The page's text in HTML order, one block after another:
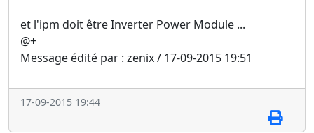
et l'ipm doit être Inverter Power Module ...
@+
Message édité par : zenix / 17-09-2015 19:51
17-09-2015 19:44